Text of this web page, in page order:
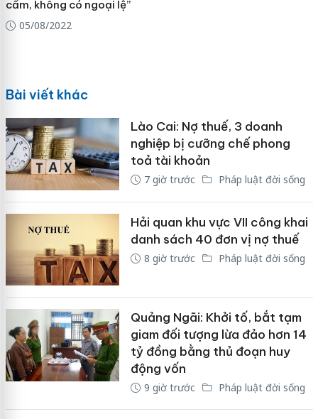
cấm, không có ngoại lệ”
05/08/2022
Bài viết khác
Lào Cai: Nợ thuế, 3 doanh
nghiệp bị cưỡng chế phong
toả tài khoản
7 giờ trước Pháp luật đời sống
Hải quan khu vực VII công khai
danh sách 40 đơn vị nợ thuế
8 giờ trước Pháp luật đời sống
Quảng Ngãi: Khởi tố, bắt tạm
giam đối tượng lừa đảo hơn 14
tỷ đồng bằng thủ đoạn huy
động vốn
9 giờ trước Pháp luật đời sống